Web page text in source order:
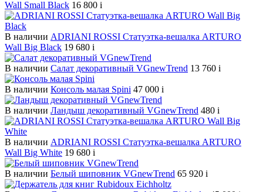
Wall Small Black 16 800 i
В наличии ADRIANI ROSSI Статуэтка-вешалка ARTURO
Wall Big Black 19 680 i
В наличии Салат декоративный VGnewTrend 13 760 i
В наличии Консоль малая Spini 47 000 i
В наличии Ландыш декоративный VGnewTrend 480 i
В наличии ADRIANI ROSSI Статуэтка-вешалка ARTURO
Wall Big White 19 680 i
В наличии Белый шиповник VGnewTrend 65 920 i